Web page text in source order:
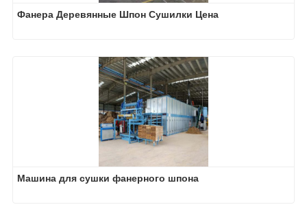
Фанера Деревянные Шпон Сушилки Цена
Машина для сушки фанерного шпона